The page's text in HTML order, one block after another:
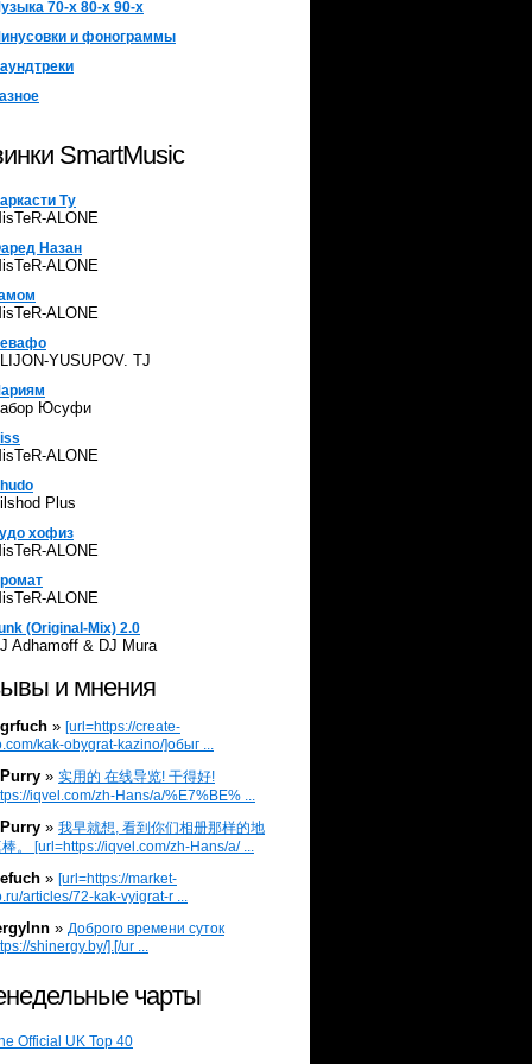
70-х 80-х 90-х
и фонограммы
SmartMusic
Ту
ALONE
Назан
ALONE
ALONE
YUSUPOV. TJ
Юсуфи
ALONE
Plus
хофиз
ALONE
ALONE
(Original-Mix) 2.0
Adhamoff & DJ Mura
и мнения
» [url=https://create-
kak-obygrat-kazino/]обыг ...
» 实用的 在线导览! 干得好!
iqvel.com/zh-Hans/a/%E7%BE% ...
» 我早就想, 看到你们相册那样的地
。 [url=https://iqvel.com/zh-Hans/a/ ...
» [url=https://market-
articles/72-kak-vyigrat-r ...
» Доброго времени суток
shinergy.by/].[/ur ...
чарты
Official UK Top 40